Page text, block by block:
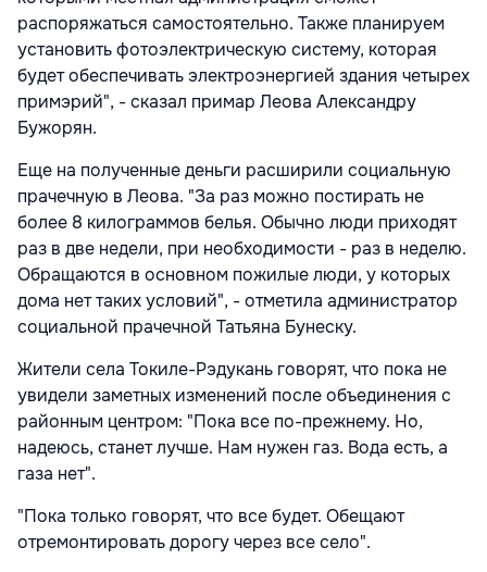
распоряжаться самостоятельно. Также планируем
установить фотоэлектрическую систему, которая
будет обеспечивать электроэнергией здания четырех
примэрий", - сказал примар Леова Александру
Бужорян.
Еще на полученные деньги расширили социальную
прачечную в Леова. "За раз можно постирать не
более 8 килограммов белья. Обычно люди приходят
раз в две недели, при необходимости - раз в неделю.
Обращаются в основном пожилые люди, у которых
дома нет таких условий", - отметила администратор
социальной прачечной Татьяна Бунеску.
Жители села Токиле-Рэдукань говорят, что пока не
увидели заметных изменений после объединения с
районным центром: "Пока все по-прежнему. Но,
надеюсь, станет лучше. Нам нужен газ. Вода есть, а
газа нет".
"Пока только говорят, что все будет. Обещают
отремонтировать дорогу через все село".